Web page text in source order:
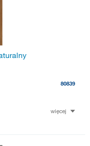
80839
więcej